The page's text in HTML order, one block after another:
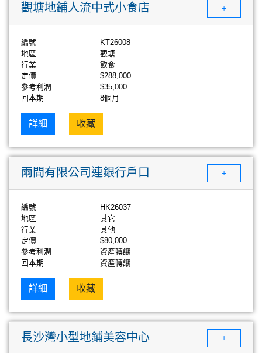
觀塘地鋪人流中式小食店 +
編號
KT26008
地區
觀塘
行業
飲食
定價
$288,000
參考利潤
$35,000
回本期
8個月
詳細 收藏
兩間有限公司連銀行戶口 +
編號
HK26037
地區
其它
行業
其他
定價
$80,000
參考利潤
資產轉讓
回本期
資產轉讓
詳細 收藏
長沙灣小型地鋪美容中心 +